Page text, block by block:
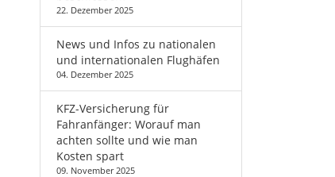
22. Dezember 2025
News und Infos zu nationalen
und internationalen Flughäfen
04. Dezember 2025
KFZ-Versicherung für
Fahranfänger: Worauf man
achten sollte und wie man
Kosten spart
09. November 2025